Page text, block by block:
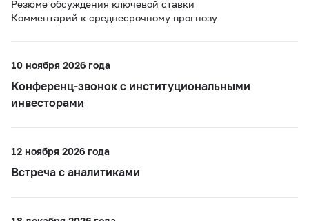
Резюме обсуждения ключевой ставки
Комментарий к среднесрочному прогнозу
10 ноября 2026 года
Конференц-звонок с институциональными
инвесторами
12 ноября 2026 года
Встреча с аналитиками